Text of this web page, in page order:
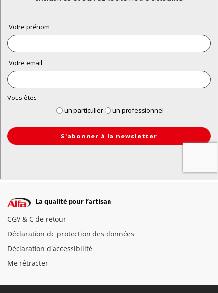
La qualité pour l’artisan
CGV & C de retour
Déclaration de protection des données
Déclaration d'accessibilité
Me rétracter